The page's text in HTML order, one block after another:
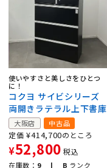
使いやすさと美しさをひとつ
に！
コクヨ サイビシリーズ
両開きラテラル上下書庫
大阪店 中古品
定価 ¥414,700のところ
¥52,800 税込
在庫数： 9 | B ランク